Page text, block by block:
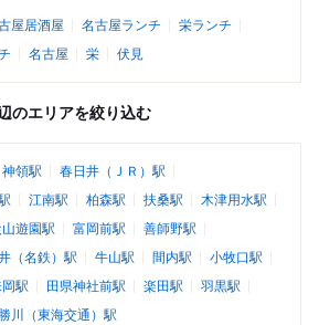
屋居酒屋 名古屋ランチ
栄ランチ
名古屋 栄 伏見
のエリアを絞り込む
神領駅
春日井（ＪＲ）駅
江南駅 柏森駅 扶桑駅
木津用水駅
遊園駅 富岡前駅
善師野駅
（名鉄）駅 牛山駅 間内駅
小牧口駅
駅 田県神社前駅 楽田駅
羽黒駅
勝川（東海交通）駅